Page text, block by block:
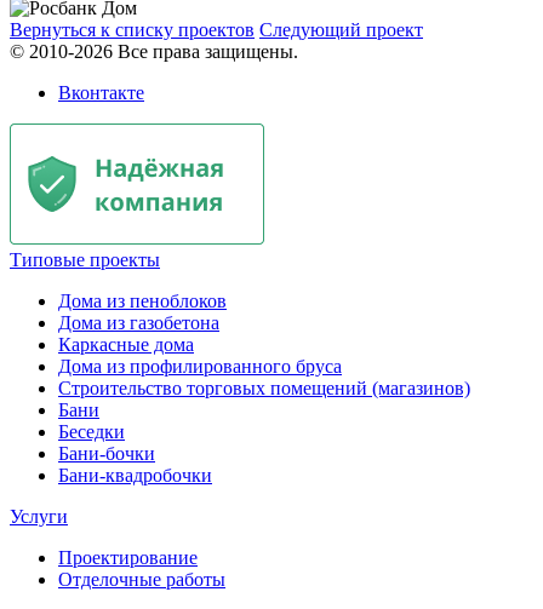
Вернуться к списку проектов Следующий проект
© 2010-2026 Все права защищены.
Вконтакте
Типовые проекты
Дома из пеноблоков
Дома из газобетона
Каркасные дома
Дома из профилированного бруса
Строительство торговых помещений (магазинов)
Бани
Беседки
Бани-бочки
Бани-квадробочки
Услуги
Проектирование
Отделочные работы